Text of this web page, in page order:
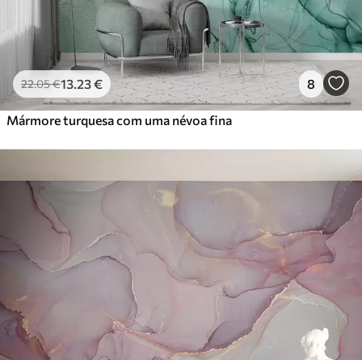
22.05€13 .23€ 8
Mármore turquesa com uma névoa fina